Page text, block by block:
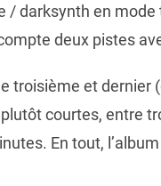
/ darksynth en
deux pistes
troisième et dernier
courtes, entre
En tout,